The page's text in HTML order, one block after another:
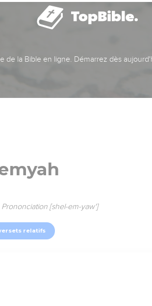
de la Bible en ligne. Démarrez dès
Prononciation [shel-em-yaw']
relatifs